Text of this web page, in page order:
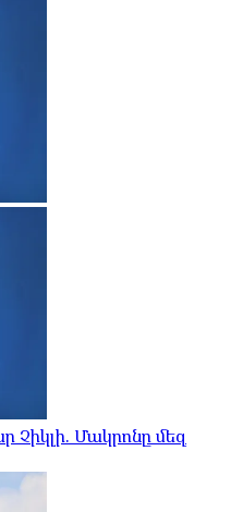
Չիկլի. Մակրոնը մեզ